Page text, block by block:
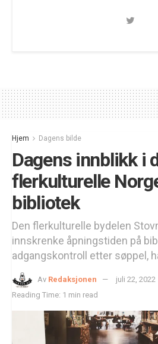
Hjem Dagens bilde
Dagens innblikk i
flerkulturelle
bibliotek
Den flerkulturelle bydelen
innskrenke åpningstiden på
adgangskontroll etter søppel,
Av Redaksjonen
juli 22, 2022
Reading Time: 1 min read